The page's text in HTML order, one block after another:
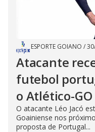
ESPORTE GOIANO /
Atacante
futebol
o Atlético-GO
O atacante Léo Jacó
Goainiense nos
proposta de Portugal...